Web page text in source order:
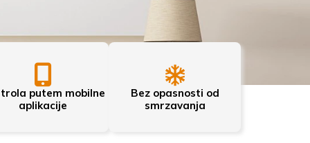
putem mobilne
aplikacije
Bez opasnosti od
smrzavanja